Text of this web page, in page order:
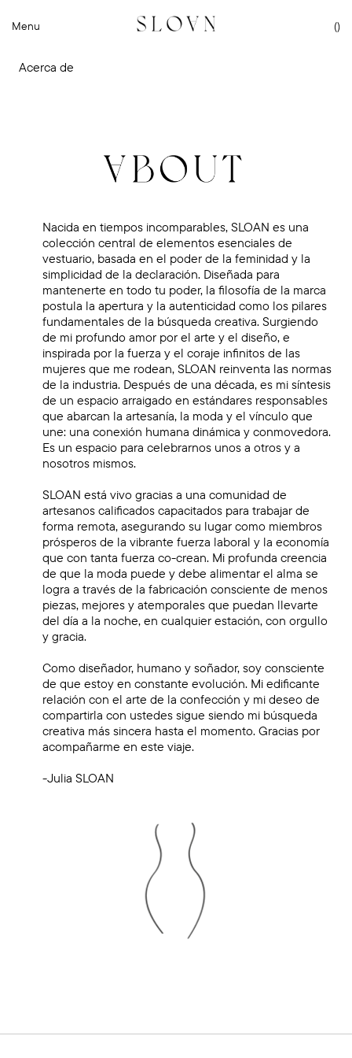
Menu ()
Acerca de
Nacida en tiempos incomparables, SLOAN es una
colección central de elementos esenciales de
vestuario, basada en el poder de la feminidad y la
simplicidad de la declaración. Diseñada para
mantenerte en todo tu poder, la filosofía de la marca
postula la apertura y la autenticidad como los pilares
fundamentales de la búsqueda creativa. Surgiendo
de mi profundo amor por el arte y el diseño, e
inspirada por la fuerza y ​​el coraje infinitos de las
mujeres que me rodean, SLOAN reinventa las normas
de la industria. Después de una década, es mi síntesis
de un espacio arraigado en estándares responsables
que abarcan la artesanía, la moda y el vínculo que
une: una conexión humana dinámica y conmovedora.
Es un espacio para celebrarnos unos a otros y a
nosotros mismos.
SLOAN está vivo gracias a una comunidad de
artesanos calificados capacitados para trabajar de
forma remota, asegurando su lugar como miembros
prósperos de la vibrante fuerza laboral y la economía
que con tanta fuerza co-crean. Mi profunda creencia
de que la moda puede y debe alimentar el alma se
logra a través de la fabricación consciente de menos
piezas, mejores y atemporales que puedan llevarte
del día a la noche, en cualquier estación, con orgullo
y gracia.
Como diseñador, humano y soñador, soy consciente
de que estoy en constante evolución. Mi edificante
relación con el arte de la confección y mi deseo de
compartirla con ustedes sigue siendo mi búsqueda
creativa más sincera hasta el momento. Gracias por
acompañarme en este viaje.
-Julia SLOAN